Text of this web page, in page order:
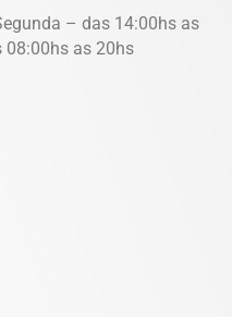
– das 14:00hs as
08:00hs as 20hs